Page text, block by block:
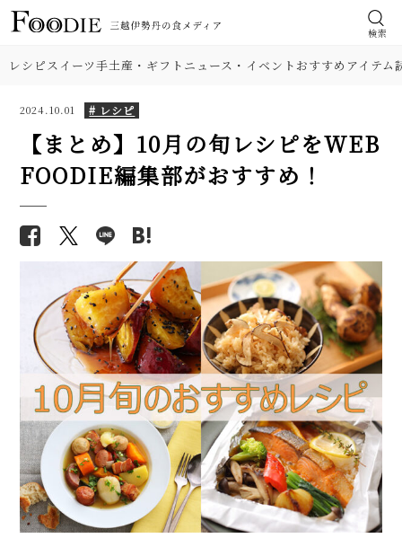
検索
レシピスイーツ手土産・ギフト ニュース・イベントおすすめアイテム
2024.10.01 # レシピ
【まとめ】10月の旬レシピをWEB
FOODIE編集部がおすすめ！
食材
肉
料理の種類
調理法
イベント・ピックアップ
しのレシピ（作り方）。初めて
でも失敗しにくい！
【プロが解説】らっきょうの漬
け方。「甘酢漬け」と「塩漬
け」2つのレシピ
【シェフ直伝】ジェノベーゼソ
ースのレシピ。意外なコツはオ
リーブ油を使わないこと!?
柚子胡椒（ゆずこしょう）の自
家製レシピ。市販品では味わえ
ないフレッシュさ！
【基本】とうもろこしのゆで
方。甘さを120%引き出すには、